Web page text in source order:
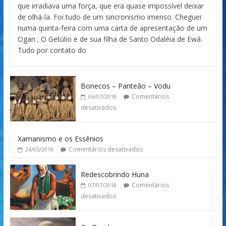
que irradiava uma força, que era quase impossível deixar
de olhá-la. Foi tudo de um sincronismo imenso. Cheguei
numa quinta-feira com uma carta de apresentação de um
Ogan ; O Getúlio e de sua filha de Santo Odaléia de Ewá.
Tudo por contato do
Bonecos – Panteão – Vodu
06/07/2018
Comentários
desativados
Xamanismo e os Essênios
24/05/2018 Comentários desativados
Redescobrindo Huna
07/07/2018
Comentários
desativados